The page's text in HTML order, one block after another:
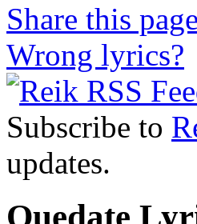
Share this page
Wrong lyrics?
Subscribe to
updates.
Quedate